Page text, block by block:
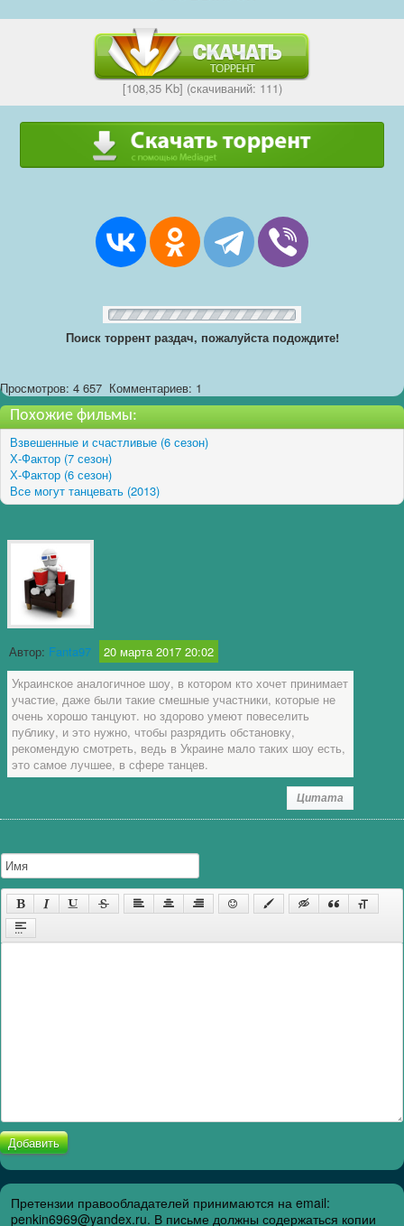
[108,35 Kb] (cкачиваний: 111)
Поиск торрент раздач, пожалуйста подождите!
Просмотров: 4 657 Комментариев: 1
Похожие фильмы:
Взвешенные и счастливые (6 сезон)
Х-Фактор (7 сезон)
Х-Фактор (6 сезон)
Все могут танцевать (2013)
Автор: Fanta97
20 марта 2017 20:02
Украинское аналогичное шоу, в котором кто хочет принимает
участие, даже были такие смешные участники, которые не
очень хорошо танцуют. но здорово умеют повеселить
публику, и это нужно, чтобы разрядить обстановку,
рекомендую смотреть, ведь в Украине мало таких шоу есть,
это самое лучшее, в сфере танцев.
Цитата
Добавить
Претензии правообладателей принимаются на email:
penkin6969@yandex.ru. В письме должны содержаться копии